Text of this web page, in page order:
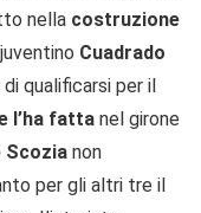
nella costruzione
Cuadrado
qualificarsi per il
l’ha fatta nel girone
Scozia non
per gli altri tre il